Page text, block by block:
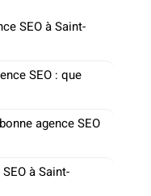
SEO à Saint-
SEO : que
agence SEO
à Saint-